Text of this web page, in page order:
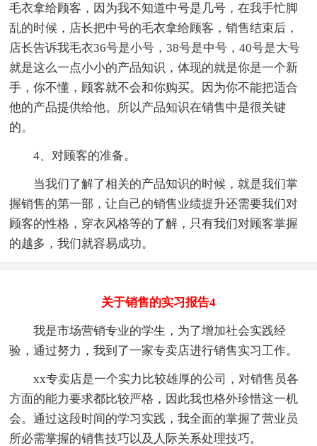
毛衣拿给顾客，因为我不知道中号是几号，在我手忙脚
乱的时候，店长把中号的毛衣拿给顾客，销售结束后，
店长告诉我毛衣36号是小号，38号是中号，40号是大号
就是这么一点小小的产品知识，体现的就是你是一个新
手，你不懂，顾客就不会和你购买。因为你不能把适合
他的产品提供给他。所以产品知识在销售中是很关键
的。
4、对顾客的准备。
当我们了解了相关的产品知识的时候，就是我们掌
握销售的第一部，让自己的销售业绩提升还需要我们对
顾客的性格，穿衣风格等的了解，只有我们对顾客掌握
的越多，我们就容易成功。
关于销售的实习报告4
我是市场营销专业的学生，为了增加社会实践经
验，通过努力，我到了一家专卖店进行销售实习工作。
xx专卖店是一个实力比较雄厚的公司，对销售员各
方面的能力要求都比较严格，因此我也格外珍惜这一机
会。通过这段时间的学习实践，我全面的掌握了营业员
所必需掌握的销售技巧以及人际关系处理技巧。